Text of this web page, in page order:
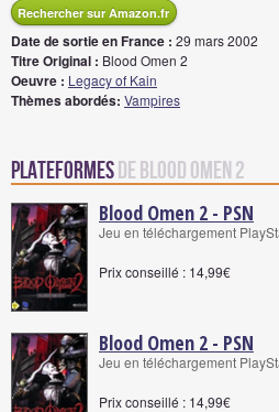
Rechercher sur Amazon.fr
Date de sortie en France : 29 mars 2002
Titre Original : Blood Omen 2
Oeuvre : Legacy of Kain
Thèmes abordés: Vampires
Plateformesde Blood Omen 2
Blood Omen 2 - PSN
Jeu en téléchargement
Prix conseillé : 14,99€
Blood Omen 2 - PSN
Jeu en téléchargement
Prix conseillé : 14,99€